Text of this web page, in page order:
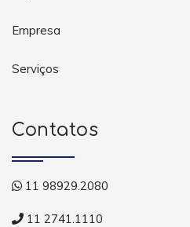
Empresa
Serviços
Contatos
11 98929.2080
11 2741.1110